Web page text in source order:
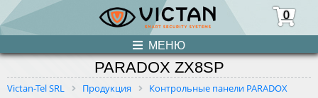
0
МЕНЮ
ПРОДУКЦИЯ
PARADOX ZX8SP
Victan-Tel SRL Продукция
Контрольные панели PARADOX